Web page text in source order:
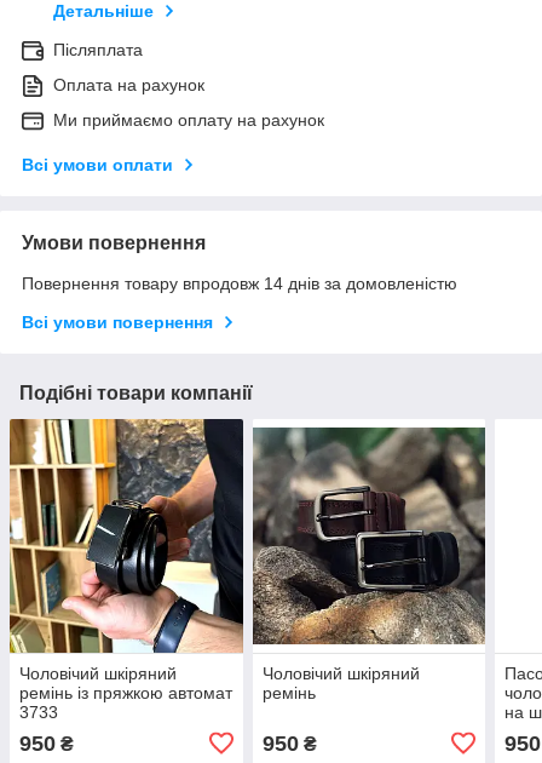
Детальніше
Післяплата
Оплата на рахунок
Ми приймаємо оплату на рахунок
Всі умови оплати
Умови повернення
Повернення товару впродовж 14 днів за домовленістю
Всі умови повернення
Подібні товари компанії
Чоловічий шкіряний
ремінь із пряжкою автомат
3733
950 ₴
Чоловічий шкіряний
ремінь
950₴
на
950